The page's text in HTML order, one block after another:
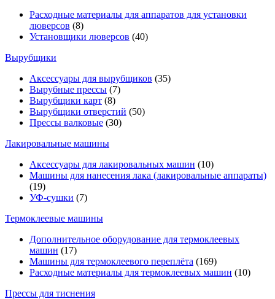
Расходные материалы для аппаратов для установки
люверсов (8)
Установщики люверсов (40)
Вырубщики
Аксессуары для вырубщиков (35)
Вырубные прессы (7)
Вырубщики карт (8)
Вырубщики отверстий (50)
Прессы валковые (30)
Лакировальные машины
Аксессуары для лакировальных машин (10)
Машины для нанесения лака (лакировальные аппараты)
(19)
УФ-сушки (7)
Термоклеевые машины
Дополнительное оборудование для термоклеевых
машин (17)
Машины для термоклеевого переплёта (169)
Расходные материалы для термоклеевых машин (10)
Прессы для тиснения